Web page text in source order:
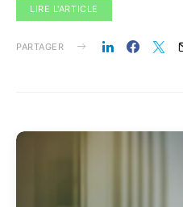
LIRE L'ARTICLE
PARTAGER